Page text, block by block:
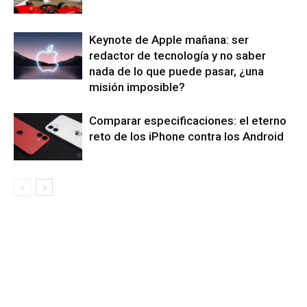
Keynote de Apple mañana: ser
redactor de tecnología y no saber
nada de lo que puede pasar, ¿una
misión imposible?
Comparar especificaciones: el eterno
reto de los iPhone contra los Android